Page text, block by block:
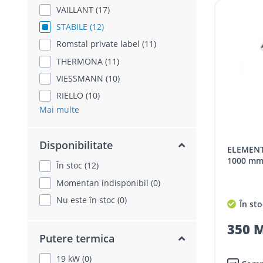
VAILLANT (17)
STABILE (12)
Romstal private label (11)
THERMONA (11)
VIESSMANN (10)
RIELLO (10)
Mai multe
Disponibilitate
În stoc (12)
Momentan indisponibil (0)
Nu este în stoc (0)
Putere termica
19 kW (0)
ELEMENT COS MONOTUB PP DN80,
1000 mm
În
350